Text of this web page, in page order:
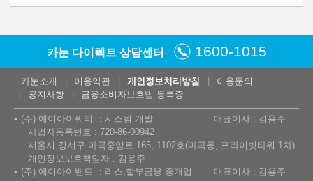
카눈 다이렉트 상담센터 1600-1015
카눈소개 이용약관 개인정보처리방침
이용문의
공지사항
금융소비자보호법 등록증
(주) 에이아이씨티 시스템 개발
대표이사 : 김용주
사업자등록번호 : 720-86-00942
서울시 강서구 마곡중앙로 165, 1102호(마곡동, 프라이빗타워 1차)
개인정보보호책임자 : 김용주
(주) 에이아이밴드
리스,할부금융 중개업
대표이사 : 김용주